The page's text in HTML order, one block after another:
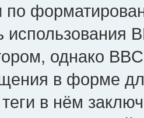
по
использования
однако
в форме
в нём